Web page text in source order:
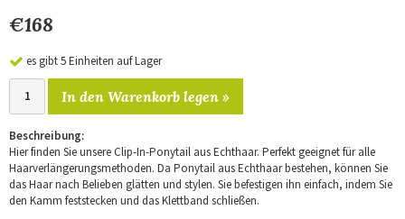
€168
es gibt 5 Einheiten auf Lager
In den Warenkorb legen »
Beschreibung:
Hier finden Sie unsere Clip-In-Ponytail aus Echthaar. Perfekt geeignet für alle
Haarverlängerungsmethoden. Da Ponytail aus Echthaar bestehen, können Sie
das Haar nach Belieben glätten und stylen. Sie befestigen ihn einfach, indem Sie
den Kamm feststecken und das Klettband schließen.